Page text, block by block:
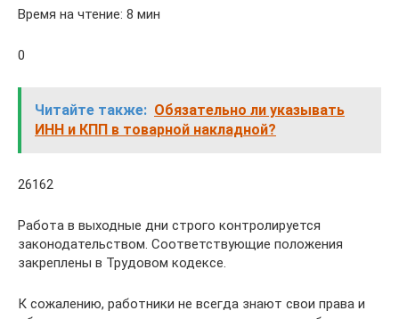
Время на чтение: 8 мин
0
Читайте также: Обязательно ли указывать
ИНН и КПП в товарной накладной?
26162
Работа в выходные дни строго контролируется
законодательством. Соответствующие положения
закреплены в Трудовом кодексе.
К сожалению, работники не всегда знают свои права и